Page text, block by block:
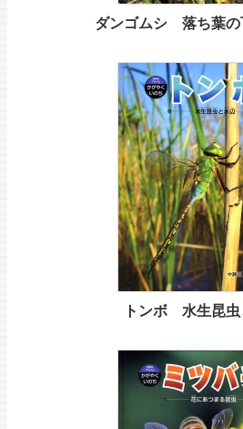
ダンゴムシ 落ち葉の
トンボ 水生昆虫